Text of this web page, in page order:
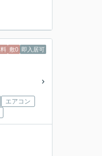
敷0 即入居可
エアコン